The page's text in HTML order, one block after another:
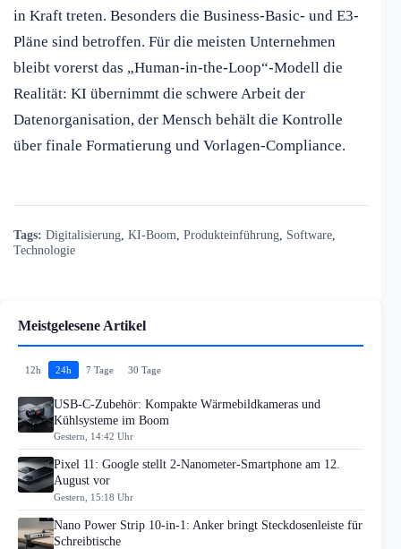
in Kraft treten. Besonders die Business-Basic- und E3-
Pläne sind betroffen. Für die meisten Unternehmen
bleibt vorerst das „Human-in-the-Loop“-Modell die
Realität: KI übernimmt die schwere Arbeit der
Datenorganisation, der Mensch behält die Kontrolle
über finale Formatierung und Vorlagen-Compliance.
Tags: Digitalisierung KI-Boom Produkteinführung Software
Technologie
Meistgelesene Artikel
12h 24h 7 Tage 30 Tage
USB-C-Zubehör: Kompakte Wärmebildkameras und
Kühlsysteme im Boom
Gestern, 14:42 Uhr
Pixel 11: Google stellt 2-Nanometer-Smartphone am 12.
August vor
Gestern, 15:18 Uhr
Nano Power Strip 10-in-1: Anker bringt Steckdosenleiste für
Schreibtische